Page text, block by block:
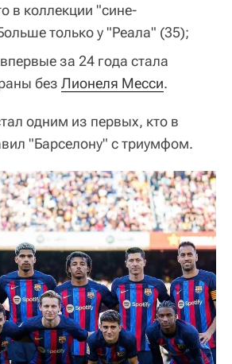
в коллекции "сине-
только у "Реала" (35);
за 24 года стала
без Лионеля Месси.
одним из первых, кто в
"Барселону" с триумфом.